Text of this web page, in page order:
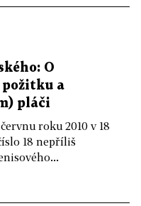
O
a
pláči
roku 2010 v 18
18 nepříliš